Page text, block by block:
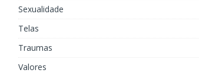
Sexualidade
Telas
Traumas
Valores